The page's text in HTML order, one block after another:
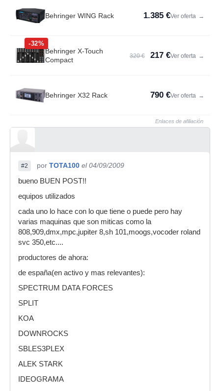
Behringer WING Rack 1.385 €Ver oferta →
-32%
Behringer X-Touch
Compact
320 € 217 €Ver oferta →
Behringer X32 Rack 790 €Ver oferta →
Enlaces de afiliación
#2 por TOTA100 el 04/09/2009
bueno BUEN POST!!
equipos utilizados
cada uno lo hace con lo que tiene o puede pero hay
varias maquinas que son miticas como la
808,909,dmx,mpc,jupiter 8,sh 101,moogs,vocoder roland
svc 350,etc....
productores de ahora:
de españa(en activo y mas relevantes):
SPECTRUM DATA FORCES
SPLIT
KOA
DOWNROCKS
SBLES3PLEX
ALEK STARK
IDEOGRAMA